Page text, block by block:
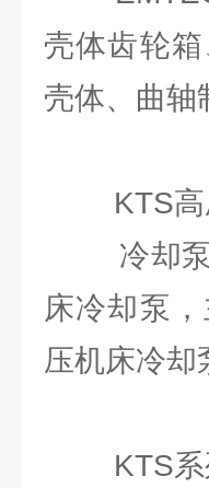
壳体齿轮
壳体、曲轴
KTS高
冷却泵、
床冷却泵
压机床冷却
KTS系